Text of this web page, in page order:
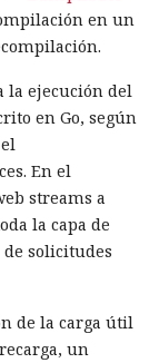
que parecen
las
dependan del
y con qué
de formasu
toma
UU. a
en un
la ejecución del
en Go, según
En el
streams a
la capa de
solicitudes
de la carga útil
un